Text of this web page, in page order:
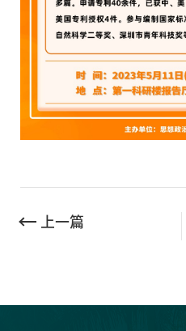
上一篇